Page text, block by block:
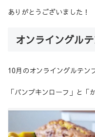
ありがとうございました！
オンライングル
10月のオンライングルテン
「パンプキンローフ」と「